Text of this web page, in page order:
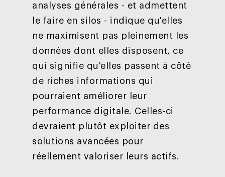
analyses générales - et admettent
le faire en silos - indique qu'elles
ne maximisent pas pleinement les
données dont elles disposent, ce
qui signifie qu'elles passent à côté
de riches informations qui
pourraient améliorer leur
performance digitale. Celles-ci
devraient plutôt exploiter des
solutions avancées pour
réellement valoriser leurs actifs.